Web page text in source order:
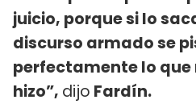
juicio, porque si lo
discurso armado se
perfectamente lo que
hizo”, dijo Fardín.